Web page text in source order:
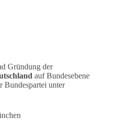
Gründung der
auf Bundesebene
Bundespartei unter